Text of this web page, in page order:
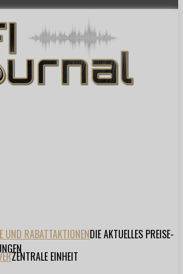
UND RABATTAKTIONENDIE AKTUELLES PREISE-
ZENTRALE EINHEIT